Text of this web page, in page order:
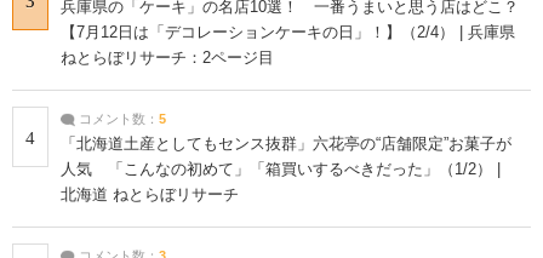
兵庫県の「ケーキ」の名店10選！ 一番うまいと思う店はどこ？
【7月12日は「デコレーションケーキの日」！】（2/4） | 兵庫県
ねとらぼリサーチ：2ページ目
4
コメント数： 5
「北海道土産としてもセンス抜群」六花亭の“店舗限定”お菓子が
人気 「こんなの初めて」「箱買いするべきだった」（1/2） |
北海道 ねとらぼリサーチ